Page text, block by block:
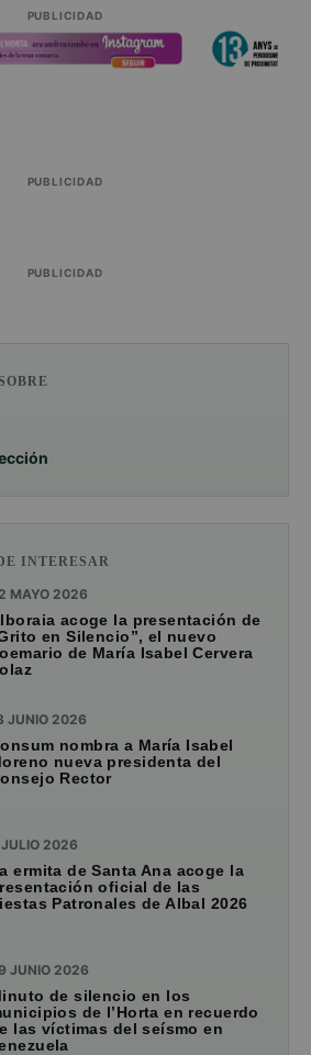
PUBLICIDAD
PUBLICIDAD
PUBLICIDAD
INTERESAR
MAYO 2026
acoge la presentación de
en Silencio”, el nuevo
de María Isabel Cervera
JUNIO 2026
nombra a María Isabel
nueva presidenta del
Rector
2026
ermita de Santa Ana acoge la
oficial de las
Patronales de Albal 2026
JUNIO 2026
de silencio en los
de l’Horta en recuerdo
las víctimas del seísmo en